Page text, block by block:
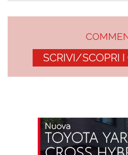
SCRIVI/SCOPRI